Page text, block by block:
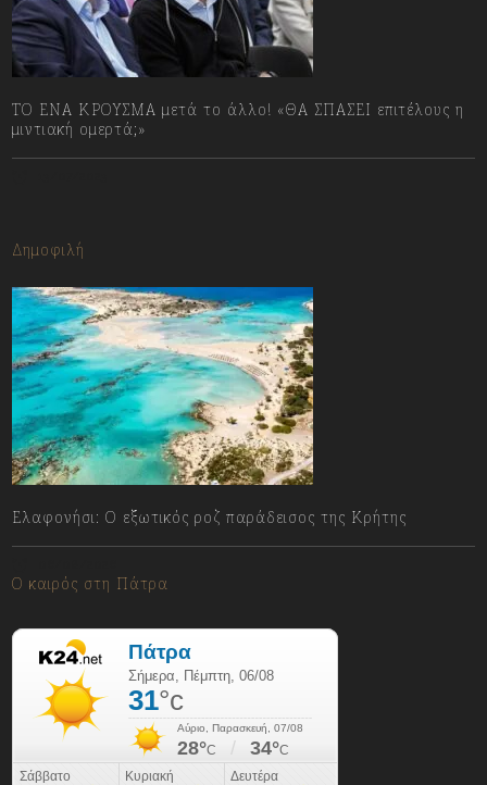
ΤΟ ΕΝΑ ΚΡΟΥΣΜΑ μετά το άλλο! «ΘΑ ΣΠΑΣΕΙ επιτέλους η
μιντιακή ομερτά;»
Δημοφιλή
Ελαφονήσι: Ο εξωτικός ροζ παράδεισος της Κρήτης
Ο καιρός στη Πάτρα